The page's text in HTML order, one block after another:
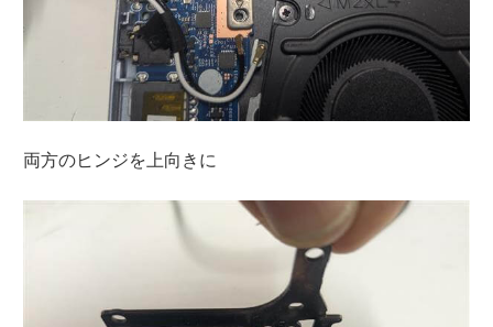
両方のヒンジを上向きに